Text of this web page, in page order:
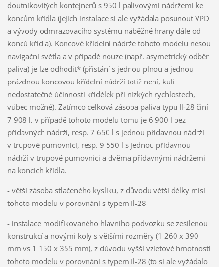
doutníkovitých kontejnerů s 950 l palivovými nádržemi ke
koncům křídla (jejich instalace si ale vyžádala posunout VPD
a vývody odmrazovacího systému náběžné hrany dále od
konců křídla). Koncové křídelní nádrže tohoto modelu nesou
navigační světla a v případě nouze (např. asymetrický odběr
paliva) je lze odhodit* (přistání s jednou plnou a jednou
prázdnou koncovou křídelní nádrží totiž není, kuli
nedostatečné účinnosti křidélek při nízkých rychlostech,
vůbec možné). Zatímco celková zásoba paliva typu Il-28 činí
7 908 l, v případě tohoto modelu tomu je 6 900 l bez
přídavných nádrží, resp. 7 650 l s jednou přídavnou nádrží
v trupové pumovnici, resp. 9 550 l s jednou přídavnou
nádrží v trupové pumovnici a dvěma přídavnými nádržemi
na koncích křídla.
- větší zásoba stlačeného kyslíku, z důvodu větší délky misí
tohoto modelu v porovnání s typem Il-28
- instalace modifikovaného hlavního podvozku se zesílenou
konstrukcí a novými koly s většími rozměry (1 260 x 390
mm vs 1 150 x 355 mm), z důvodu vyšší vzletové hmotnosti
tohoto modelu v porovnání s typem Il-28 (to si ale vyžádalo